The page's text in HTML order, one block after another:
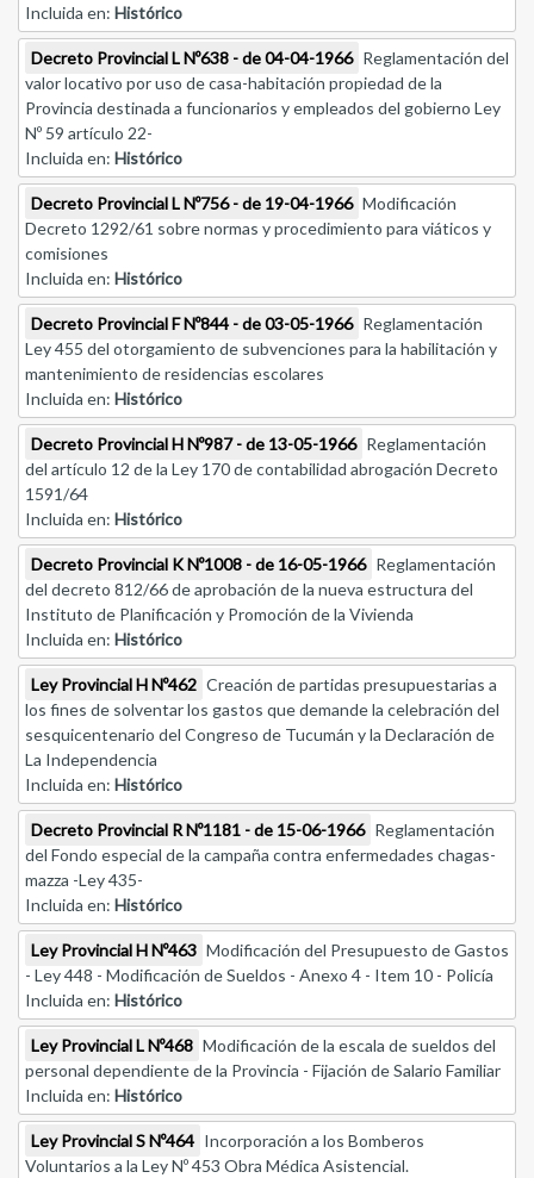
Incluida en: Histórico
Decreto Provincial L Nº638 - de 04-04-1966 Reglamentación del
valor locativo por uso de casa-habitación propiedad de la
Provincia destinada a funcionarios y empleados del gobierno Ley
Nº 59 artículo 22-
Incluida en: Histórico
Decreto Provincial L Nº756 - de 19-04-1966 Modificación
Decreto 1292/61 sobre normas y procedimiento para viáticos y
comisiones
Incluida en: Histórico
Decreto Provincial F Nº844 - de 03-05-1966 Reglamentación
Ley 455 del otorgamiento de subvenciones para la habilitación y
mantenimiento de residencias escolares
Incluida en: Histórico
Decreto Provincial H Nº987 - de 13-05-1966 Reglamentación
del artículo 12 de la Ley 170 de contabilidad abrogación Decreto
1591/64
Incluida en: Histórico
Decreto Provincial K Nº1008 - de 16-05-1966 Reglamentación
del decreto 812/66 de aprobación de la nueva estructura del
Instituto de Planificación y Promoción de la Vivienda
Incluida en: Histórico
Ley Provincial H Nº462 Creación de partidas presupuestarias a
los fines de solventar los gastos que demande la celebración del
sesquicentenario del Congreso de Tucumán y la Declaración de
La Independencia
Incluida en: Histórico
Decreto Provincial R Nº1181 - de 15-06-1966 Reglamentación
del Fondo especial de la campaña contra enfermedades chagas-
mazza -Ley 435-
Incluida en: Histórico
Ley Provincial H Nº463 Modificación del Presupuesto de Gastos
- Ley 448 - Modificación de Sueldos - Anexo 4 - Item 10 - Policía
Incluida en: Histórico
Ley Provincial L Nº468 Modificación de la escala de sueldos del
personal dependiente de la Provincia - Fijación de Salario Familiar
Incluida en: Histórico
Ley Provincial S Nº464 Incorporación a los Bomberos
Voluntarios a la Ley Nº 453 Obra Médica Asistencial.